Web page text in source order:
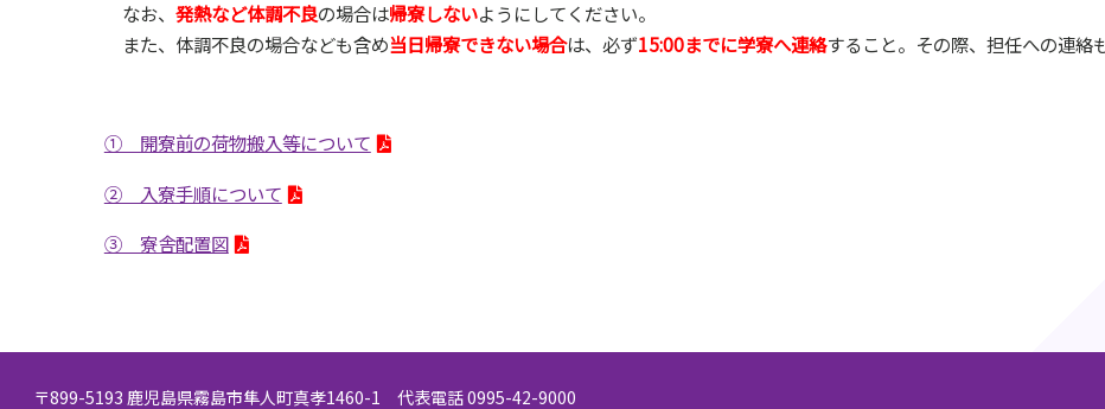
なお、 発熱など体調不良の場合は帰寮しないようにしてください。
また、体調不良の場合なども含め当日帰寮できない場合は、必ず15:00までに学寮へ連絡すること。その際、担任への連絡
① 開寮前の荷物搬入等について
② 入寮手順について
③ 寮舎配置図
〒899-5193 鹿児島県霧島市隼人町真孝1460-1 代表電話 0995-42-9000